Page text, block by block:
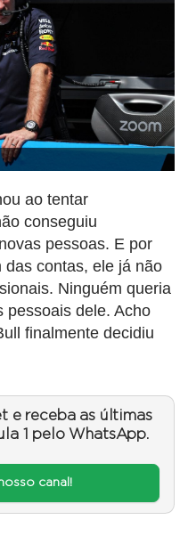
ao tentar
conseguiu
pessoas. E por
das contas, ele já não
Ninguém queria
pessoais dele. Acho
finalmente decidiu
e receba as últimas
1 pelo WhatsApp.
canal!